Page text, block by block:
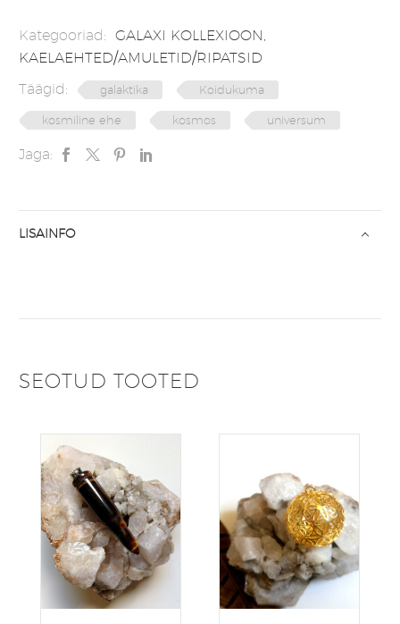
Kategooriad: GALAXI KOLLEXIOON,
KAELAEHTED/AMULETID/RIPATSID
Täägid:
galaktika Koidukuma
kosmiline ehe kosmos universum
Jaga:
LISAINFO
SEOTUD TOOTED